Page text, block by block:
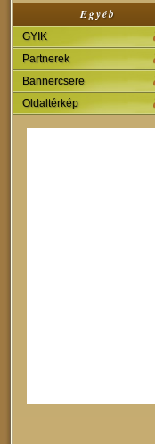
Egyéb
GYIK
Partnerek
Bannercsere
Oldaltérkép